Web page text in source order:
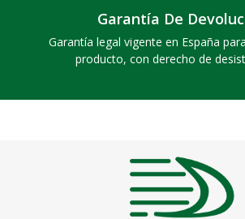
Garantía De
Garantía legal vigente en España
producto, con derecho de